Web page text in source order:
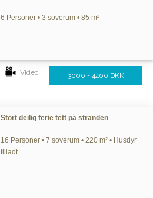
6 Personer • 3 soverum • 85 m²
Video 3000 - 4400 DKK
Stort deilig ferie tett på stranden
16 Personer • 7 soverum • 220 m² • Husdyr
tilladt